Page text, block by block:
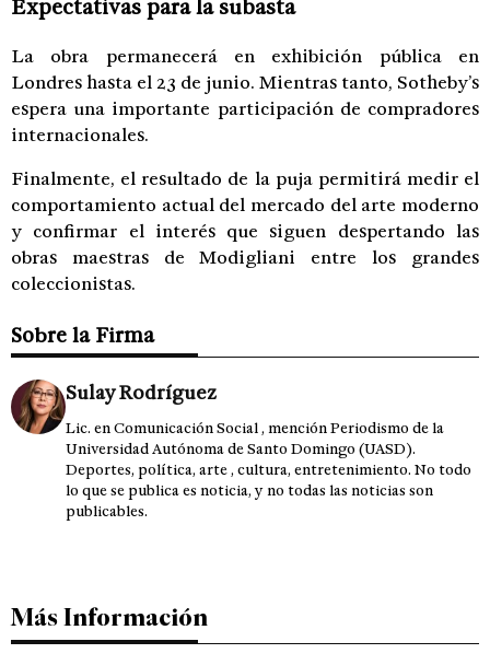
Expectativas para la subasta
La obra permanecerá en exhibición pública en
Londres hasta el 23 de junio. Mientras tanto, Sotheby’s
espera una importante participación de compradores
internacionales.
Finalmente, el resultado de la puja permitirá medir el
comportamiento actual del mercado del arte moderno
y confirmar el interés que siguen despertando las
obras maestras de Modigliani entre los grandes
coleccionistas.
Sobre la Firma
Sulay Rodríguez
Lic. en Comunicación Social , mención Periodismo de la
Universidad Autónoma de Santo Domingo (UASD).
Deportes, política, arte , cultura, entretenimiento. No todo
lo que se publica es noticia, y no todas las noticias son
publicables.
Más Información